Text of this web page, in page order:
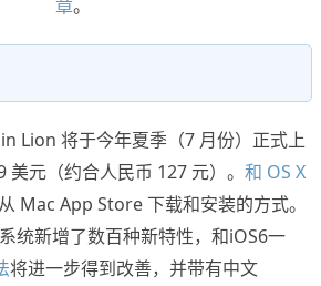
章。
Lion 将于今年夏季（7 月份）正式上
元（约合人民币 127 元）。 和 OS X
Mac App Store 下载和安装的方式。
统新增了数百种新特性，和iOS6一
将进一步得到改善，并带有中文